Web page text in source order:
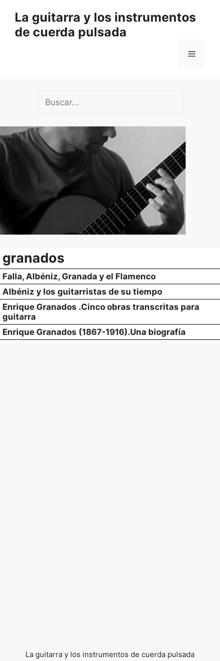
contenido
La guitarra y los instrumentos
de cuerda pulsada
Menú
granados
Falla, Albéniz, Granada y el Flamenco
Albéniz y los guitarristas de su tiempo
Enrique Granados .Cinco obras transcritas para
guitarra
Enrique Granados (1867-1916).Una biografía
La guitarra y los instrumentos de cuerda pulsada